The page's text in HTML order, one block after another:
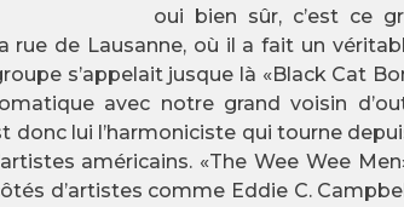
oui bien sûr, c’est ce
de Lausanne, où il a fait un
s’appelait jusque là «Black Cat
avec notre grand voisin
donc lui l’harmoniciste qui tourne
américains. «The Wee Wee
d’artistes comme Eddie C.